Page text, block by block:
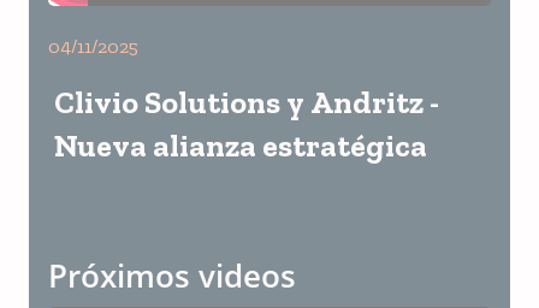
04/11/2025
Clivio Solutions y Andritz -
Nueva alianza estratégica
Próximos videos